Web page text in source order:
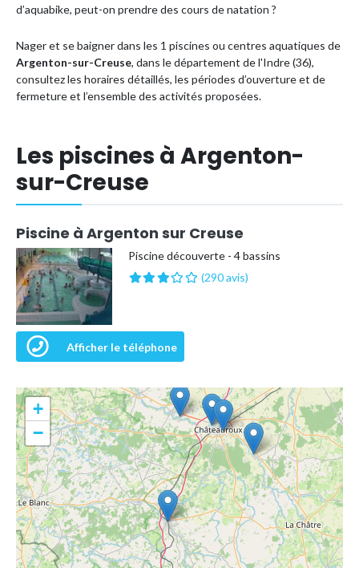
d’aquabike, peut-on prendre des cours de natation ?
Nager et se baigner dans les 1 piscines ou centres aquatiques de
Argenton-sur-Creuse, dans le département de l'Indre (36),
consultez les horaires détaillés, les périodes d’ouverture et de
fermeture et l’ensemble des activités proposées.
Les piscines à Argenton-
sur-Creuse
Piscine à Argenton sur Creuse
Piscine découverte - 4 bassins
(290 avis)
Afficher le téléphone
+
−